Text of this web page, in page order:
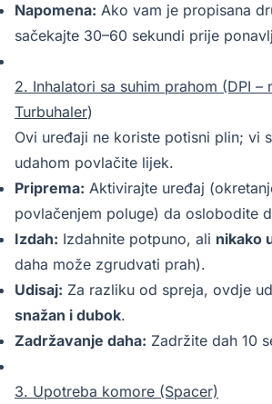
Napomena: Ako vam je propisana
sačekajte 30–60 sekundi prije
2. Inhalatori sa suhim prahom (DPI –
Turbuhaler)
Ovi uređaji ne koriste potisni plin; vi
udahom povlačite lijek.
Priprema: Aktivirajte uređaj
povlačenjem poluge) da oslobodite
Izdah: Izdahnite potpuno, ali nikako
daha može zgrudvati prah).
Udisaj: Za razliku od spreja, ovdje
snažan i dubok.
Zadržavanje daha: Zadržite dah 10
3. Upotreba komore (Spacer)